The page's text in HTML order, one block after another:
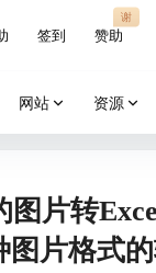
签到 赞助
谢
网站 资源
片转
片格式